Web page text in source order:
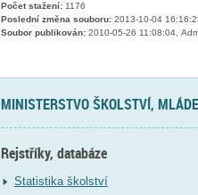
Počet stažení:1176
Poslední změna souboru:2013-10-04
Soubor publikován:2010-05-26 11:08:04,
MINISTERSTVO ŠKOLSTVÍ,
Rejstříky, databáze
Statistika školství